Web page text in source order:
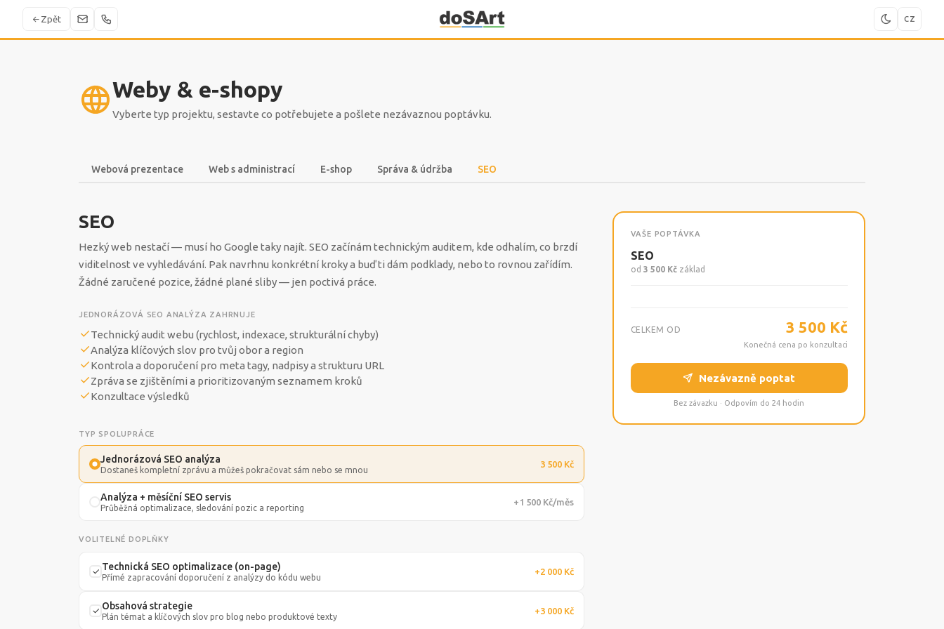
Zpět CZ
Weby & e-shopy
Vyberte typ projektu, sestavte co potřebujete a pošlete nezávaznou poptávku.
Webová prezentace Web s administrací E-shop Správa & údržba SEO
SEO
Hezký web nestačí — musí ho Google taky najít. SEO začínám technickým auditem, kde odhalím, co brzdí
viditelnost ve vyhledávání. Pak navrhnu konkrétní kroky a buď ti dám podklady, nebo to rovnou zařídím.
Žádné zaručené pozice, žádné plané sliby — jen poctivá práce.
JEDNORÁZOVÁ SEO ANALÝZA ZAHRNUJE
Technický audit webu (rychlost, indexace, strukturální chyby)
Analýza klíčových slov pro tvůj obor a region
Kontrola a doporučení pro meta tagy, nadpisy a strukturu URL
Zpráva se zjištěními a prioritizovaným seznamem kroků
Konzultace výsledků
TYP SPOLUPRÁCE
Jednorázová SEO analýza
Dostaneš kompletní zprávu a můžeš pokračovat sám nebo se mnou
3 500 Kč
Analýza + měsíční SEO servis
Průběžná optimalizace, sledování pozic a reporting
+1 500 Kč/měs
VOLITELNÉ DOPLŇKY
Technická SEO optimalizace (on-page)
Přímé zapracování doporučení z analýzy do kódu webu
+2 000 Kč
Obsahová strategie
Plán témat a klíčových slov pro blog nebo produktové texty
+3 000 Kč
VAŠE POPTÁVKA
SEO
od 3 500 Kčzáklad
CELKEM OD 3 500 Kč
Konečná cena po konzultaci
Nezávazně poptat
Bez závazku · Odpovím do 24 hodin